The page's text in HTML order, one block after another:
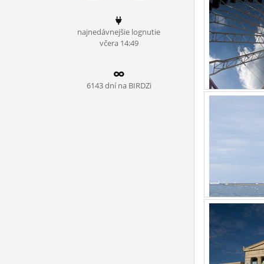
MÔJ PROFIL
ROLETA
najnedávnejšie lognutie
včera 14:49
6143 dní na BIRDZi